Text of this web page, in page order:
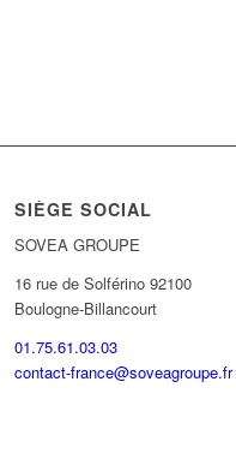
SIÈGE SOCIAL
SOVEA GROUPE
16 rue de Solférino 92100
Boulogne-Billancourt
01.75.61.03.03
contact-france@soveagroupe.fr